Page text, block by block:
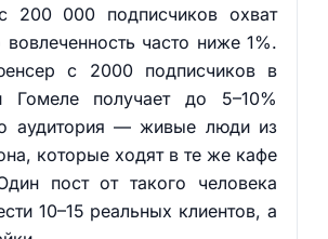
200 000 подписчиков охват
часто ниже 1%.
с 2000 подписчиков в
Гомеле получает до 5–10%
аудитория — живые люди из
которые ходят в те же кафе
пост от такого человека
10–15 реальных клиентов, а